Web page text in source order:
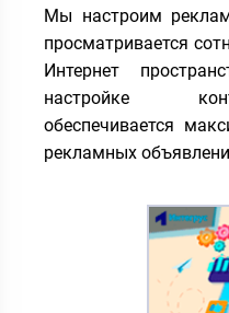
Мы настроим
просматривается
Интернет
настройке
обеспечивается
рекламных